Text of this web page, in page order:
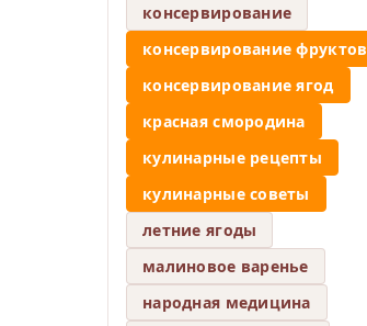
консервирование
консервирование фруктов
консервирование ягод
красная смородина
кулинарные рецепты
кулинарные советы
летние ягоды
малиновое варенье
народная медицина